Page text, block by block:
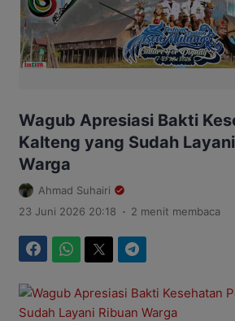
Wagub Apresiasi Bakti
Kalteng yang Sudah
Warga
Ahmad Suhairi
23 Juni 2026 20:18 . 2 menit membaca